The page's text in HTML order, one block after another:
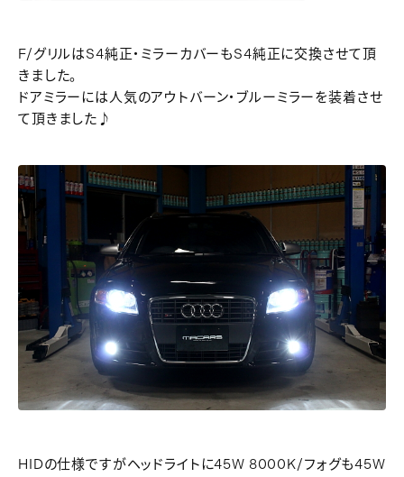
F/グリルはS4純正・ミラーカバーもS4純正に交換させて頂
きました。
ドアミラーには人気のアウトバーン・ブルーミラーを装着させ
て頂きました♪
HIDの仕様ですがヘッドライトに45W 8000K/フォグも45W